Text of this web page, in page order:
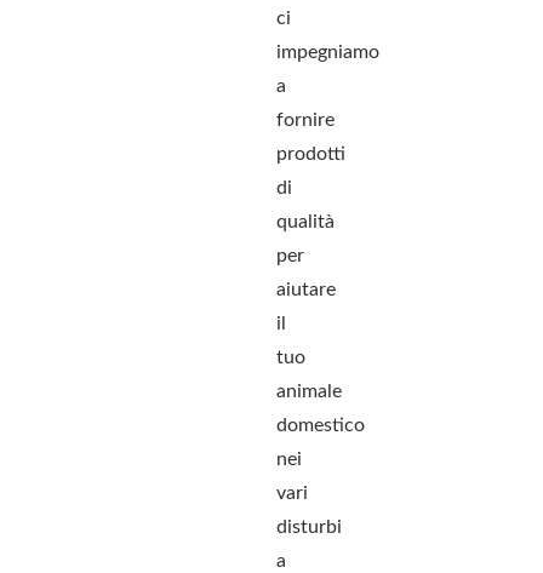
ci
impegniamo
a
fornire
prodotti
di
qualità
per
aiutare
il
tuo
animale
domestico
nei
vari
disturbi
a